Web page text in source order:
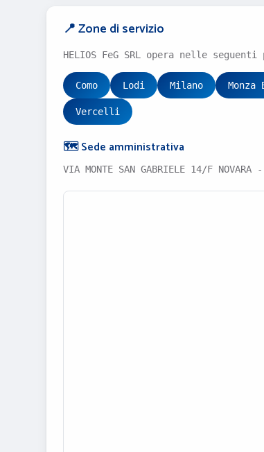
📍 Zone di servizio
HELIOS FeG SRL opera nelle seguenti
Como Lodi Milano Monza
Vercelli
🗺️ Sede amministrativa
VIA MONTE SAN GABRIELE 14/F NOVARA